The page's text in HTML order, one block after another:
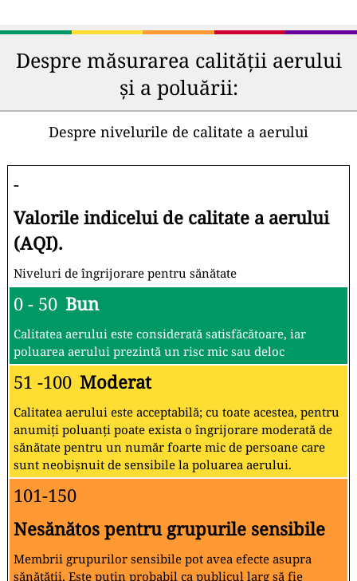
Despre măsurarea calității aerului
și a poluării:
Despre nivelurile de calitate a aerului
-
Valorile indicelui de calitate a aerului
(AQI).
Niveluri de îngrijorare pentru sănătate
0 - 50 Bun
Calitatea aerului este considerată satisfăcătoare, iar
poluarea aerului prezintă un risc mic sau deloc
51 -100 Moderat
Calitatea aerului este acceptabilă; cu toate acestea, pentru
anumiți poluanți poate exista o îngrijorare moderată de
sănătate pentru un număr foarte mic de persoane care
sunt neobișnuit de sensibile la poluarea aerului.
101-150
Nesănătos pentru grupurile sensibile
Membrii grupurilor sensibile pot avea efecte asupra
sănătății. Este puțin probabil ca publicul larg să fie